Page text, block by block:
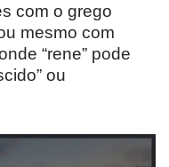
com o grego
mesmo com
“rene” pode
ou